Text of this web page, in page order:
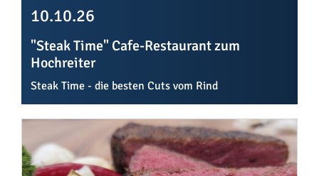
10.10.26
"Steak Time" Cafe-Restaurant zum
Hochreiter
Steak Time - die besten Cuts vom Rind